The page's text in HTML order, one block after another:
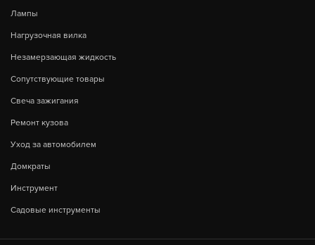
Лампы
Нагрузочная вилка
Незамерзающая жидкость
Сопутствующие товары
Свеча зажигания
Ремонт кузова
Уход за автомобилем
Домкраты
Инструмент
Садовые инструменты